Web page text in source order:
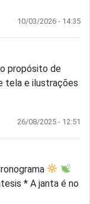
10/03/2026 - 14:35
propósito de
tela e ilustrações
26/08/2025 - 12:51
* A janta é no